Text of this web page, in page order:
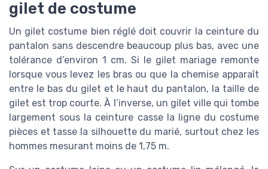
gilet de costume
Un gilet costume bien réglé doit couvrir la ceinture du
pantalon sans descendre beaucoup plus bas, avec une
tolérance d’environ 1 cm. Si le gilet mariage remonte
lorsque vous levez les bras ou que la chemise apparaît
entre le bas du gilet et le haut du pantalon, la taille de
gilet est trop courte. À l’inverse, un gilet ville qui tombe
largement sous la ceinture casse la ligne du costume
pièces et tasse la silhouette du marié, surtout chez les
hommes mesurant moins de 1,75 m.